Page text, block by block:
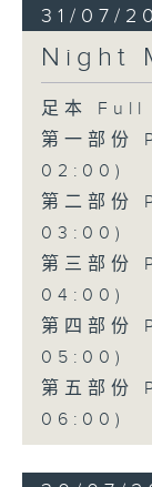
31/07/
Night
足本
第一部
02:00)
第二部
03:00)
第三部
04:00)
第四部
05:00)
第五部
06:00)